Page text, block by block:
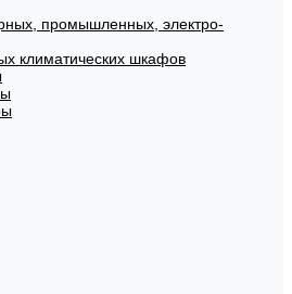
промышленных, электро-
климатических шкафов